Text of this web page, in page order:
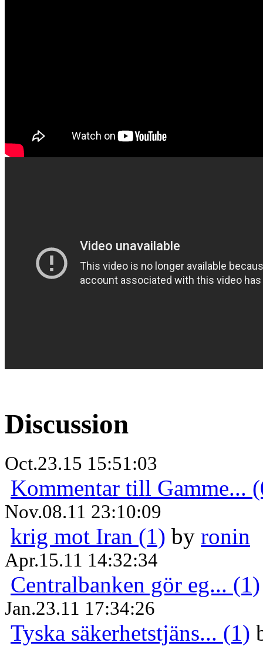
Discussion
Oct.23.15 15:51:03
Kommentar till Gamme...
Nov.08.11 23:10:09
krig mot Iran (1) by ronin
Apr.15.11 14:32:34
Centralbanken gör eg... (1)
Jan.23.11 17:34:26
Tyska säkerhetstjäns... (1)